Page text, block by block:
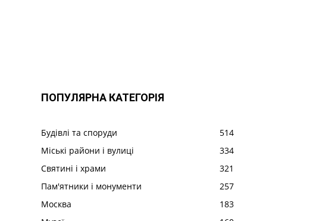
ПОПУЛЯРНА КАТЕГОРІЯ
Будівлі та споруди
514
Міські райони і вулиці
334
Святині і храми
321
Пам'ятники і монументи
257
Москва
183